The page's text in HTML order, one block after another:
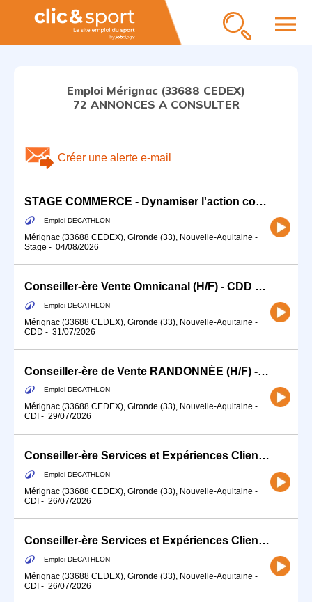
menu
Emploi Mérignac (33688 CEDEX)
72 ANNONCES A CONSULTER
Créer une alerte e-mail
STAGE COMMERCE - Dynamiser l'action commerciale de ton magasin (H/F)
Emploi DECATHLON
Mérignac (33688 CEDEX), Gironde (33), Nouvelle-Aquitaine -
Stage - 04/08/2026
Conseiller-ère Vente Omnicanal (H/F) - CDD TEMPS PLEIN 24/08 - 12/09
Emploi DECATHLON
Mérignac (33688 CEDEX), Gironde (33), Nouvelle-Aquitaine -
CDD - 31/07/2026
Conseiller-ère de Vente RANDONNÉE (H/F) - Temps partiel
Emploi DECATHLON
Mérignac (33688 CEDEX), Gironde (33), Nouvelle-Aquitaine -
CDI - 29/07/2026
Conseiller-ère Services et Expériences Client (H/F) - CDI 20h à partir septembre
Emploi DECATHLON
Mérignac (33688 CEDEX), Gironde (33), Nouvelle-Aquitaine -
CDI - 26/07/2026
Conseiller-ère Services et Expériences Client (H/F) - CDI 20h à partir septembre
Emploi DECATHLON
Mérignac (33688 CEDEX), Gironde (33), Nouvelle-Aquitaine -
CDI - 26/07/2026